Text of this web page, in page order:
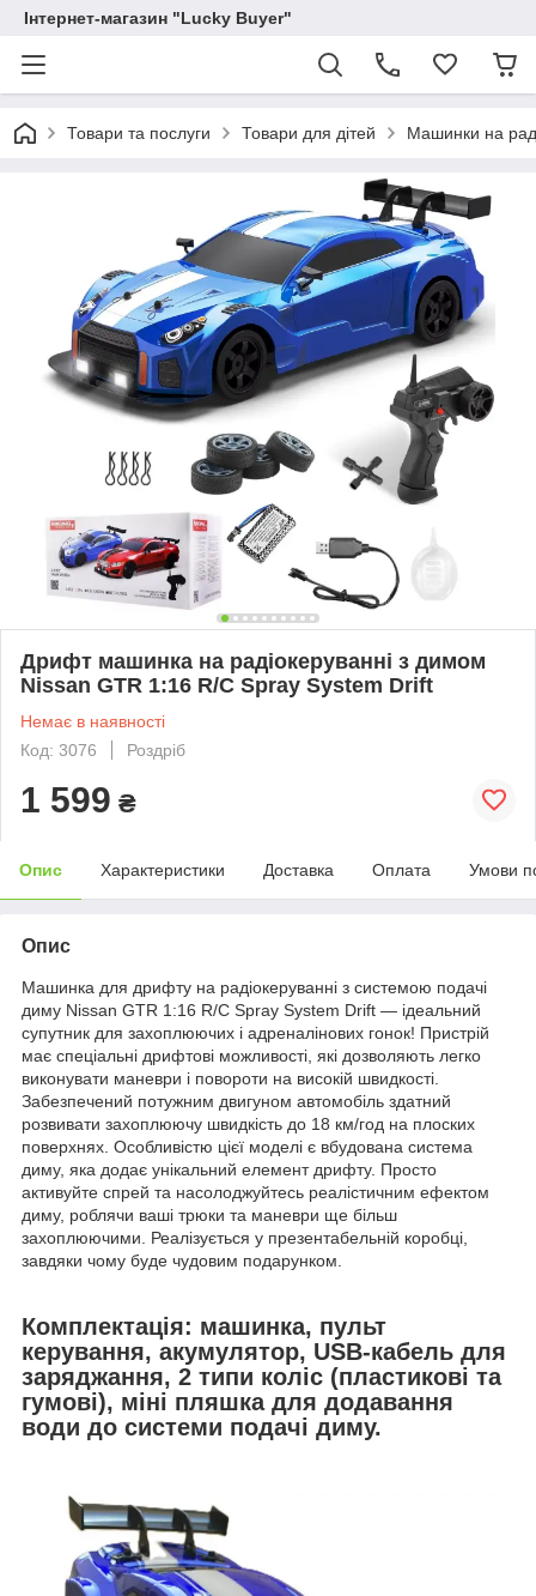
Інтернет-магазин "Lucky Buyer"
Товари та послуги Товари для дітей Машинки на
Дрифт машинка на радіокеруванні з димом
Nissan GTR 1:16 R/C Spray System Drift
Немає в наявності
Код: 3076
Роздріб
1 599 ₴
Опис Характеристики Доставка Оплата Умови
Опис
Машинка для дрифту на радіокеруванні з системою подачі
диму Nissan GTR 1:16 R/C Spray System Drift — ідеальний
супутник для захоплюючих і адреналінових гонок! Пристрій
має спеціальні дрифтові можливості, які дозволяють легко
виконувати маневри і повороти на високій швидкості.
Забезпечений потужним двигуном автомобіль здатний
розвивати захоплюючу швидкість до 18 км/год на плоских
поверхнях. Особливістю цієї моделі є вбудована система
диму, яка додає унікальний елемент дрифту. Просто
активуйте спрей та насолоджуйтесь реалістичним ефектом
диму, роблячи ваші трюки та маневри ще більш
захоплюючими. Реалізується у презентабельній коробці,
завдяки чому буде чудовим подарунком.
Комплектація: машинка, пульт
керування, акумулятор, USB-кабель для
заряджання, 2 типи коліс (пластикові та
гумові), міні пляшка для додавання
води до системи подачі диму.